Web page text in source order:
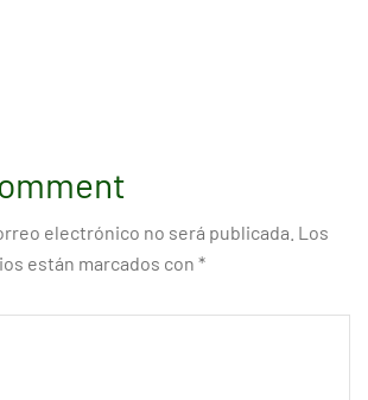
electrónico no será publicada. Los
están marcados con *